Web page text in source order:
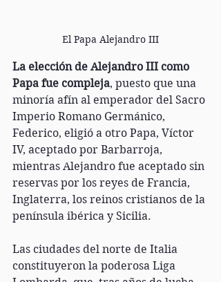
El Papa Alejandro III
La elección de Alejandro III como
Papa fue compleja, puesto que una
minoría afín al emperador del Sacro
Imperio Romano Germánico,
Federico, eligió a otro Papa, Víctor
IV, aceptado por Barbarroja,
mientras Alejandro fue aceptado sin
reservas por los reyes de Francia,
Inglaterra, los reinos cristianos de la
península ibérica y Sicilia.
Las ciudades del norte de Italia
constituyeron la poderosa Liga